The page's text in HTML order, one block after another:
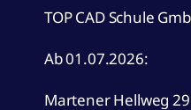
TOP CAD Schule
Ab 01.07.2026:
Martener Hellweg 29